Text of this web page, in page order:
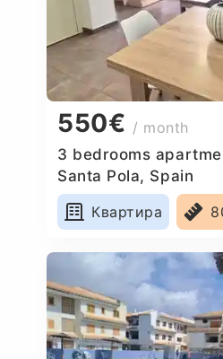
550€ / month
3 bedrooms
Santa Pola, Spain
Квартира